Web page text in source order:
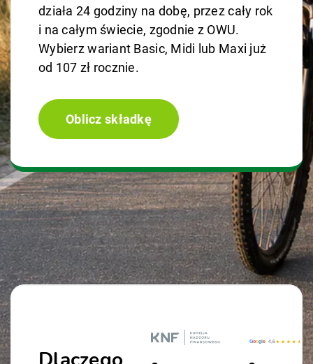
działa 24 godziny na dobę, przez cały rok
i na całym świecie, zgodnie z OWU.
Wybierz wariant Basic, Midi lub Maxi już
od 107 zł rocznie.
Oblicz składkę